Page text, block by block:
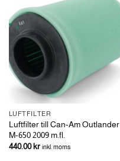
LUFTFILTER
Luftfilter till Can-Am Outlander
M-650 2009 m.fl.
440.00kr inkl. moms